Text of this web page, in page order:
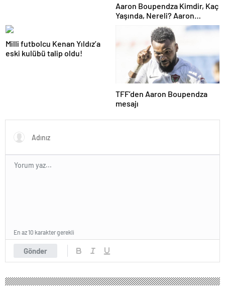
Aaron Boupendza Kimdir, Kaç
Yaşında, Nereli? Aaron
Boupendza neden öldü?
Süper Lig’in eski gol kralı
hayatını kaybetti!
Milli futbolcu Kenan Yıldız’a
eski kulübü talip oldu!
TFF’den Aaron Boupendza
mesajı
Gönder
En az 10 karakter gerekli